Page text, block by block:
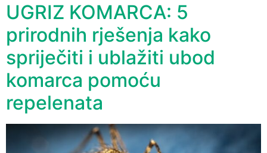
UGRIZ KOMARCA: 5
prirodnih rješenja kako
spriječiti i ublažiti ubod
komarca pomoću
repelenata